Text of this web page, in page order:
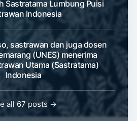
Sastratama Lumbung Puisi
Indonesia
sastrawan dan juga dosen
(UNES) menerima
Utama (Sastratama)
Indonesia
all 67 posts →